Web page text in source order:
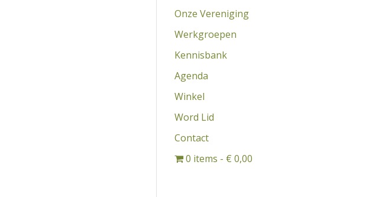
Onze Vereniging
Werkgroepen
Kennisbank
Agenda
Winkel
Word Lid
Contact
0 items
€ 0,00